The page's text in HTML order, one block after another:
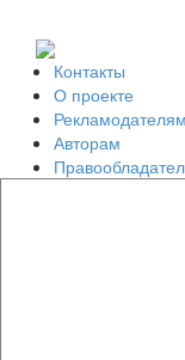
Контакты
О проекте
Рекламодателям
Авторам